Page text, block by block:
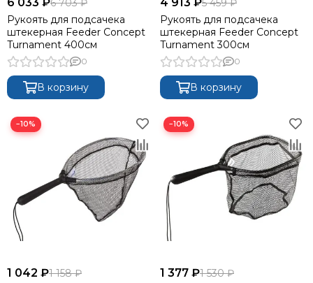
6 703 ₽
Рукоять для подсачека
штекерная Feeder Concept
Turnament 400см
0
В корзину
5 459 ₽
Рукоять для подсачека
штекерная Feeder Concept
Turnament 300см
0
В корзину
−10%
1 042 ₽1 158 ₽
−10%
1 377 ₽1 530 ₽